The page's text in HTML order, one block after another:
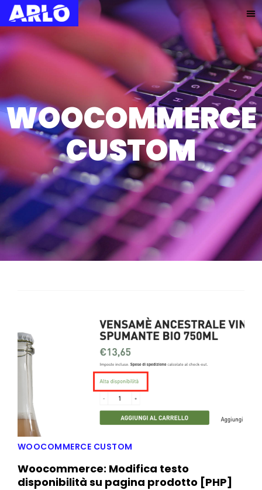
WOOCOMMERCE
CUSTOM
WOOCOMMERCE CUSTOM
Woocommerce: Modifica testo
disponibilità su pagina prodotto [PHP]